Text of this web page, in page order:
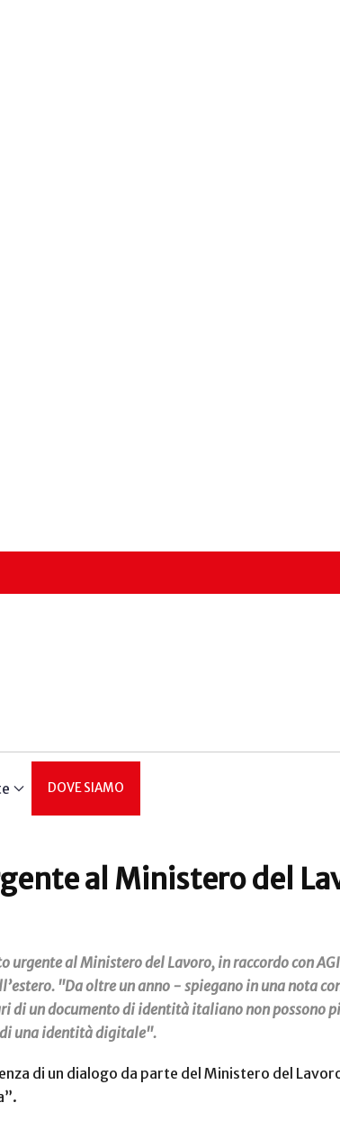
DOVE SIAMO
al Ministero del
al Ministero del Lavoro, in raccordo con
"Da oltre un anno - spiegano in una nota
un documento di identità italiano non possono
una identità digitale".
di un dialogo da parte del Ministero del